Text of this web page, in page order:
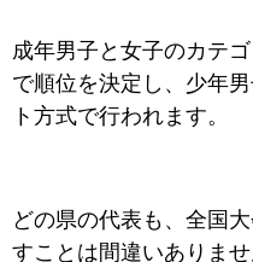
成年男子と女子のカテ
で順位を決定し、少年
ト方式で行われます。
どの県の代表も、全国
すことは間違いありませ